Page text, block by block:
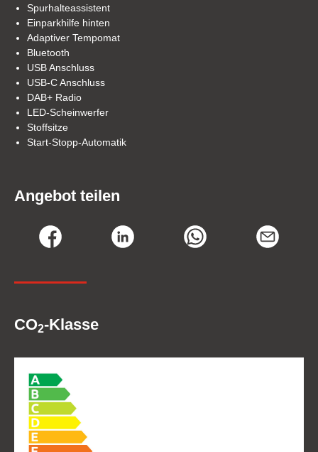
Spurhalteassistent
Einparkhilfe hinten
Adaptiver Tempomat
Bluetooth
USB Anschluss
USB-C Anschluss
DAB+ Radio
LED-Scheinwerfer
Stoffsitze
Start-Stopp-Automatik
Angebot teilen
CO2-Klasse